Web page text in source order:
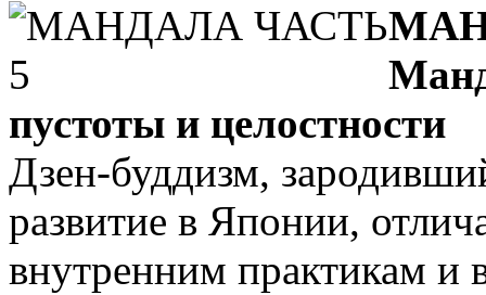
пустоты и целостности
Дзен-буддизм,
развитие в Японии,
внутренним практикам и